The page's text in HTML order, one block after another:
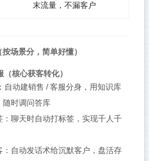
末流量，不漏客户
场景分，简单好懂）
核心获客转化）
自动建销售 / 客服分身，用知识库
随时调问答库
：聊天时自动打标签，实现千人千
：自动发话术给沉默客户，盘活存